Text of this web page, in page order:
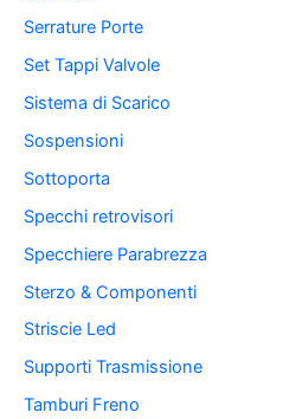
Serrature Porte
Set Tappi Valvole
Sistema di Scarico
Sospensioni
Sottoporta
Specchi retrovisori
Specchiere Parabrezza
Sterzo & Componenti
Striscie Led
Supporti Trasmissione
Tamburi Freno